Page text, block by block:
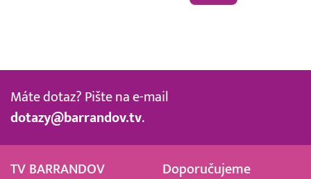
Máte dotaz? Pište na e-mail
dotazy@barrandov.tv.
TV BARRANDOV Doporučujeme